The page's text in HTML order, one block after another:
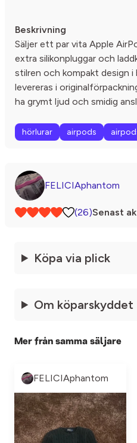
Beskrivning
Säljer ett par vita Apple
extra silikonpluggar och
stilren och kompakt design
levereras i
ha grymt ljud och smidig
hörlurar airpods
FELICIAphantom
(26)Senast
Köpa via plick
Om köparskyddet
Mer från samma säljare
FELICIAphantom